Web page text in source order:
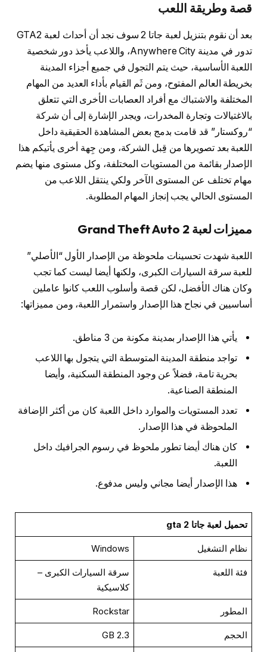
قصة وطريقة اللعب
بعد أن نقوم بتنزيل لعبة جاتا 2 سوف نجد أن أحداث لعبة GTA2
تدور في مدينة Anywhere City، واللاعب يأخذ دور شخصية
اللعبة الأساسية، حيث يتم التجول في جميع أجزاء المدينة
بخريطة العالم المفتوح، ومن ثَم القيام بأداء العديد من المهام
المختلفة والاشتباك مع أفراد العصابات الأخرى التي تتعلق
بالاغتيالات وتجارة المخدرات، ويجدر الإشارة إلى أن شركة
“روكستار” قد قامت بدمج بعض المشاهدة الحقيقية داخل
اللعبة بعد تصويرها من قِبل الشركة، ومن جِهة أخرى يأتيكم هذا
الإصدار بقائمة من المستويات المختلفة، وكل مستوى منها يضم
مهام تختلف عن المستوى الآخر ولكي ينتقل اللاعب من
المستوى الحالي يجب إنجاز المهام المطلوبة.
مميزات لعبة Grand Theft Auto 2
اللعبة شهدت تحسينات ملحوظة من الإصدار الأول “الأصلي”
للعبة سرقة السيارات الكبرى، ولكنها أيضا ليست كما تجب
وكان هناك الأفضل، لكن قصة وأسلوب اللعب كانوا عاملين
أساسيين في نجاح هذا الإصدار واستمرار اللعبة، ومن مميزاتها:
يأتي هذا الإصدار بمدينة مكونة من 3 مناطق.
تواجد منطقة المدينة المتوسطة التي يتجول بها اللاعب
بحرية تامة، فضلاً عن وجود المنطقة السكنية، وأيضا
المنطقة الصناعية.
تعدد المستويات والموارد داخل اللعبة كان من أكثر الإضافة
الملحوظة في هذا الإصدار.
كان هناك أيضا تطور ملحوظ في رسوم الجرافيك داخل
اللعبة.
هذا الإصدار أيضا مجاني وليس مدفوع.
تحميل لعبة جاتا gta 2
نظام التشغيل Windows
فئة اللعبة
سرقة السيارات الكبرى –
كلاسيكية
المطور Rockstar
الحجم 2.3 GB